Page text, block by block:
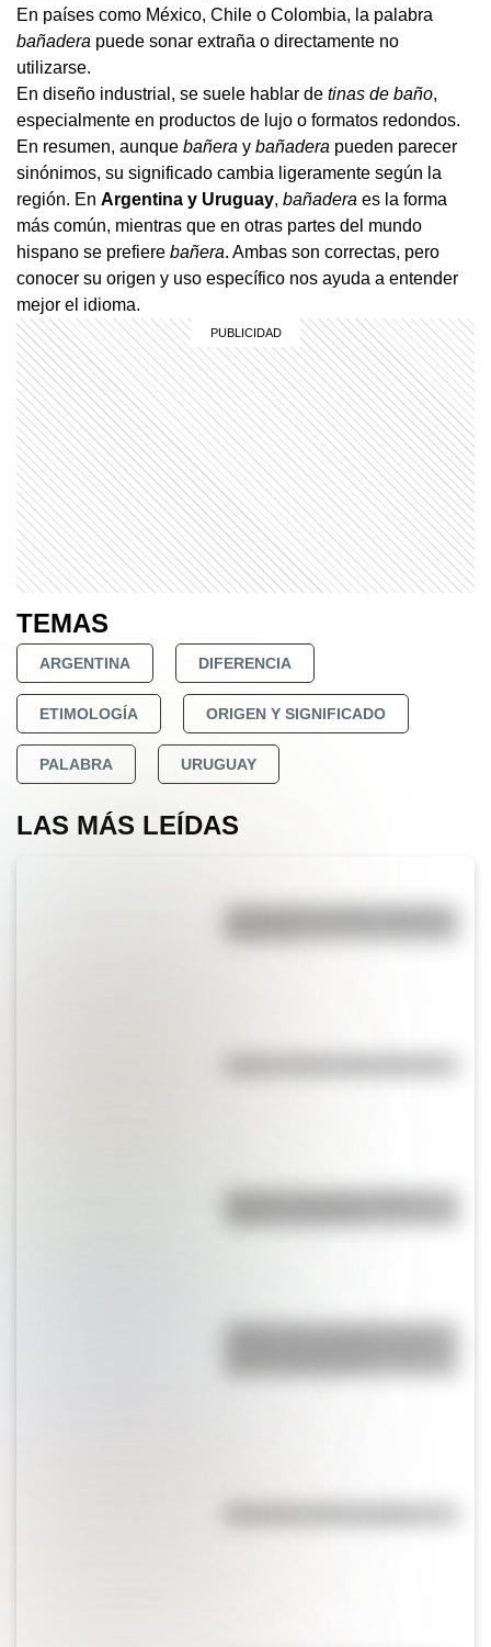
En países como México, Chile o Colombia, la palabra
bañadera puede sonar extraña o directamente no
utilizarse.
En diseño industrial, se suele hablar de tinas de baño,
especialmente en productos de lujo o formatos redondos.
En resumen, aunque bañera y bañadera pueden parecer
sinónimos, su significado cambia ligeramente según la
región. En Argentina y Uruguay, bañadera es la forma
más común, mientras que en otras partes del mundo
hispano se prefiere bañera. Ambas son correctas, pero
conocer su origen y uso específico nos ayuda a entender
mejor el idioma.
TEMAS
ARGENTINA DIFERENCIA
ETIMOLOGÍA ORIGEN Y SIGNIFICADO
PALABRA URUGUAY
LAS MÁS LEÍDAS
Bandera de Bolivia: historia,
¿Sabías que Argentina tuvo la
alta de Sudamérica?